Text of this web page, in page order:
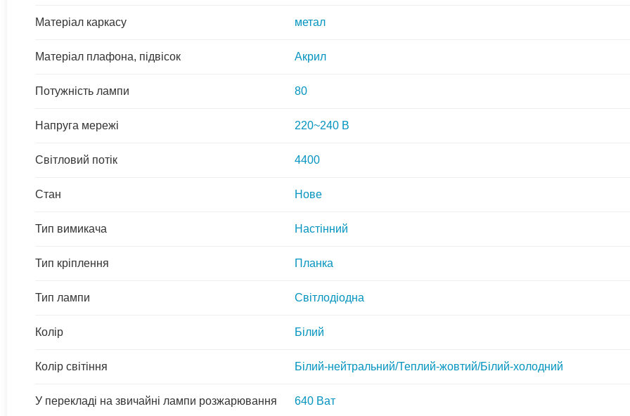
Матеріал каркасу метал
Матеріал плафона, підвісок Акрил
Потужність лампи 80
Напруга мережі 220~240 В
Світловий потік 4400
Стан Нове
Тип вимикача Настінний
Тип кріплення Планка
Тип лампи Світлодіодна
Колір Білий
Колір світіння Білий-нейтральний/Теплий-жовтий/Білий-холодний
У перекладі на звичайні лампи розжарювання 640 Ват